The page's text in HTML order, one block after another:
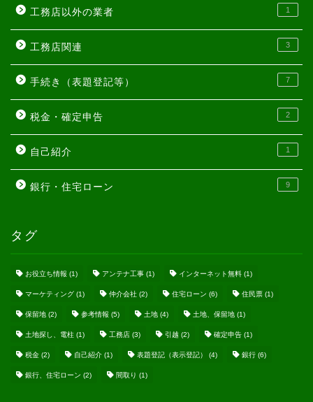
工務店以外の業者 1
工務店関連 3
手続き（表題登記等） 7
税金・確定申告 2
自己紹介 1
銀行・住宅ローン 9
タグ
お役立ち情報 (1) アンテナ工事 (1) インターネット無料 (1)
マーケティング (1) 仲介会社 (2) 住宅ローン (6) 住民票 (1)
保留地 (2) 参考情報 (5) 土地 (4) 土地、保留地 (1)
土地探し、電柱 (1) 工務店 (3) 引越 (2) 確定申告 (1)
税金 (2) 自己紹介 (1) 表題登記（表示登記） (4) 銀行 (6)
銀行、住宅ローン (2) 間取り (1)